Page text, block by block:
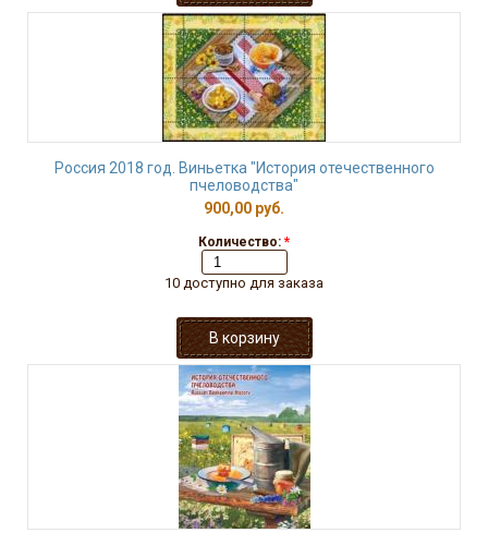
Россия 2018 год. Виньетка "История отечественного
пчеловодства"
900,00 руб.
Количество: *
10 доступно для заказа